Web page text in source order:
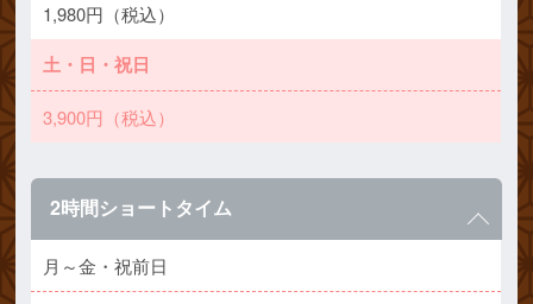
1,980円（税込）
土・日・祝日
3,900円（税込）
2時間ショートタイム
月～金・祝前日